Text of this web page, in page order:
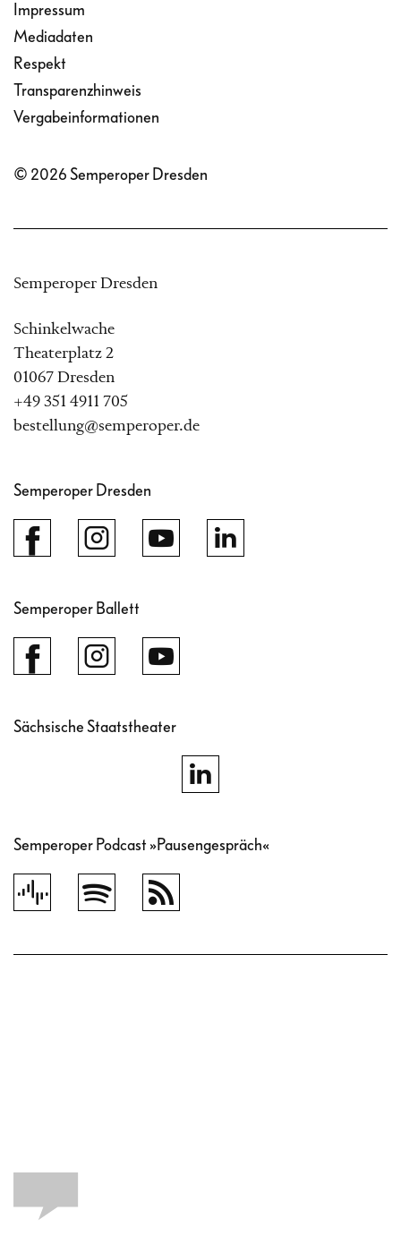
Impressum
Mediadaten
Respekt
Transparenzhinweis
Vergabeinformationen
© 2026 Semperoper Dresden
Semperoper Dresden
Schinkelwache
Theaterplatz 2
01067 Dresden
+49 351 4911 705
bestellung@semperoper.de
Semperoper Dresden
Semperoper Ballett
Sächsische Staatstheater
Semperoper Podcast »Pausengespräch«